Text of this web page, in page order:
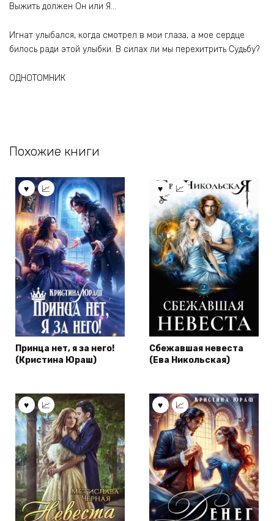
Выжить должен Он или Я…
Игнат улыбался, когда смотрел в мои глаза, а мое сердце
билось ради этой улыбки. В силах ли мы перехитрить Судьбу?
ОДНОТОМНИК
Похожие книги
Принца нет, я за него!
(Кристина Юраш)
Сбежавшая невеста
(Ева Никольская)